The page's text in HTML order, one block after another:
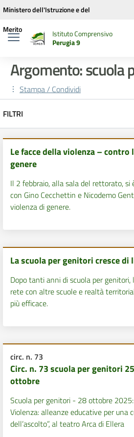
Vai ai contenuti
Vai al menu di navigazione
Vai al footer
Ministero dell'Istruzione e del
Merito
Istituto Comprensivo
Perugia 9
Argomento: scuola
Stampa / Condividi
FILTRI
Le facce della violenza – contro
genere
Il 2 febbraio, alla sala del rettorato,
con Gino Cecchettin e Nicodemo
violenza di genere.
La scuola per genitori cresce di
Dopo tanti anni di scuola per genitori,
rete con altre scuole e realtà
più efficace.
circ. n. 73
Circ. n. 73 scuola per genitori
ottobre
Scuola per genitori - 28 ottobre 2025:
Violenza: alleanze educative per una
dell’ascolto”, al teatro Arca di Ellera